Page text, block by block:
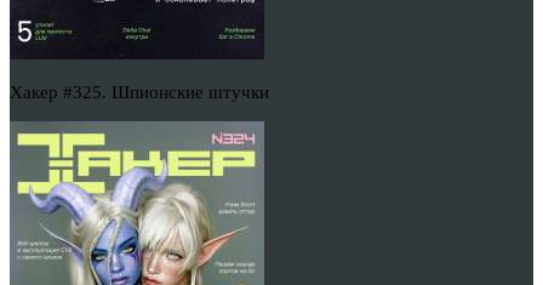
Хакер #325. Шпионские штучки